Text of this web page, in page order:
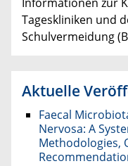
Tageskliniken und
Schulvermeidung
Aktuelle
Faecal
Nervosa: A
Methodologies,